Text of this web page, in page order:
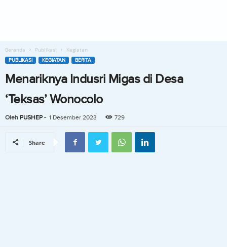
Beranda Publikasi Kegiatan
PUBLIKASI KEGIATAN BERITA
Menariknya Indusri Migas di Desa
‘Teksas’ Wonocolo
Oleh PUSHEP - 1 Desember 2023 729
Share